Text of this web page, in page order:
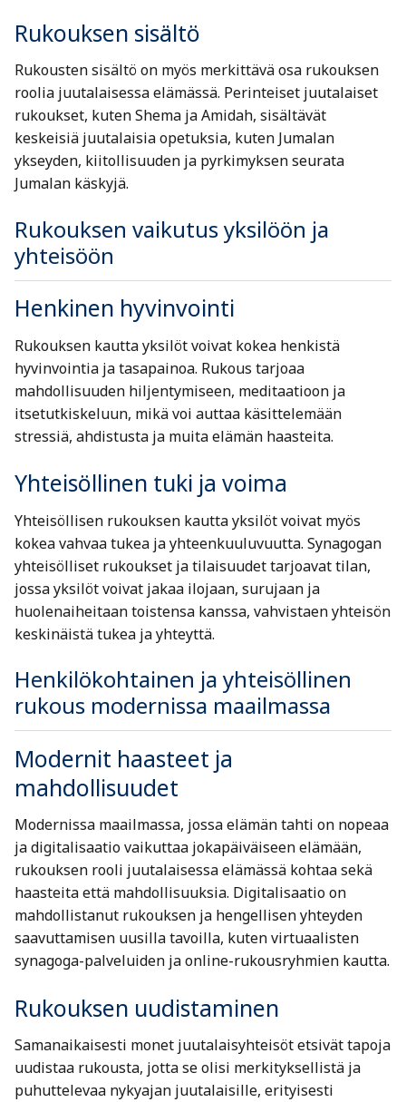
Rukouksen sisältö
Rukousten sisältö on myös merkittävä osa rukouksen
roolia juutalaisessa elämässä. Perinteiset juutalaiset
rukoukset, kuten Shema ja Amidah, sisältävät
keskeisiä juutalaisia opetuksia, kuten Jumalan
ykseyden, kiitollisuuden ja pyrkimyksen seurata
Jumalan käskyjä.
Rukouksen vaikutus yksilöön ja
yhteisöön
Henkinen hyvinvointi
Rukouksen kautta yksilöt voivat kokea henkistä
hyvinvointia ja tasapainoa. Rukous tarjoaa
mahdollisuuden hiljentymiseen, meditaatioon ja
itsetutkiskeluun, mikä voi auttaa käsittelemään
stressiä, ahdistusta ja muita elämän haasteita.
Yhteisöllinen tuki ja voima
Yhteisöllisen rukouksen kautta yksilöt voivat myös
kokea vahvaa tukea ja yhteenkuuluvuutta. Synagogan
yhteisölliset rukoukset ja tilaisuudet tarjoavat tilan,
jossa yksilöt voivat jakaa ilojaan, surujaan ja
huolenaiheitaan toistensa kanssa, vahvistaen yhteisön
keskinäistä tukea ja yhteyttä.
Henkilökohtainen ja yhteisöllinen
rukous modernissa maailmassa
Modernit haasteet ja
mahdollisuudet
Modernissa maailmassa, jossa elämän tahti on nopeaa
ja digitalisaatio vaikuttaa jokapäiväiseen elämään,
rukouksen rooli juutalaisessa elämässä kohtaa sekä
haasteita että mahdollisuuksia. Digitalisaatio on
mahdollistanut rukouksen ja hengellisen yhteyden
saavuttamisen uusilla tavoilla, kuten virtuaalisten
synagoga-palveluiden ja online-rukousryhmien kautta.
Rukouksen uudistaminen
Samanaikaisesti monet juutalaisyhteisöt etsivät tapoja
uudistaa rukousta, jotta se olisi merkityksellistä ja
puhuttelevaa nykyajan juutalaisille, erityisesti